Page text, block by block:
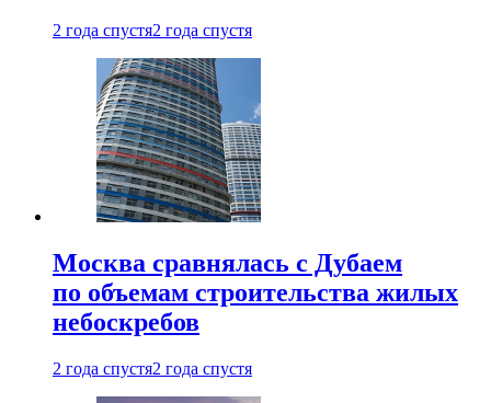
2 года спустя2 года спустя
Москва сравнялась с Дубаем
по объемам строительства жилых
небоскребов
2 года спустя2 года спустя